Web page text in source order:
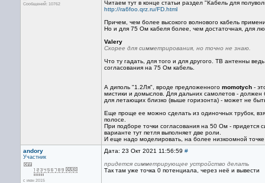
Сообщений: 10762
Читаем тут в конце статьи раздел "Кабель для
http://ra6foo.qrz.ru/FD.html
Причем, чем более высокого волнового кабель
Но и для 75 Ом кабеля более, чем достаточная, для
Valery
Скорее для симметрирования, но точно не знаю.
Что ту гадать, для того и для другого. ТВ антенны
согласования на 75 Ом кабель.
А диполь "1.2Ля", вроде предложенного momotych -
мистики и домыслов. Для дальних самолетов -
для летающих близко (выше горизонта) - может не
Еще проще ее можно сделать из одиночных трубок,
полосе.
При подборе точки согласования на 50 Ом -
варианте тут петля выполняет две роли.
И еще надо моделировать, на более низкоомной
andory
Участник
с июн 2015
Дата: 23 Окт 2021 11:56:59 #
придется симметрирующее устройство делать
Так там уже точка 0 потенциала, через неё и вывести